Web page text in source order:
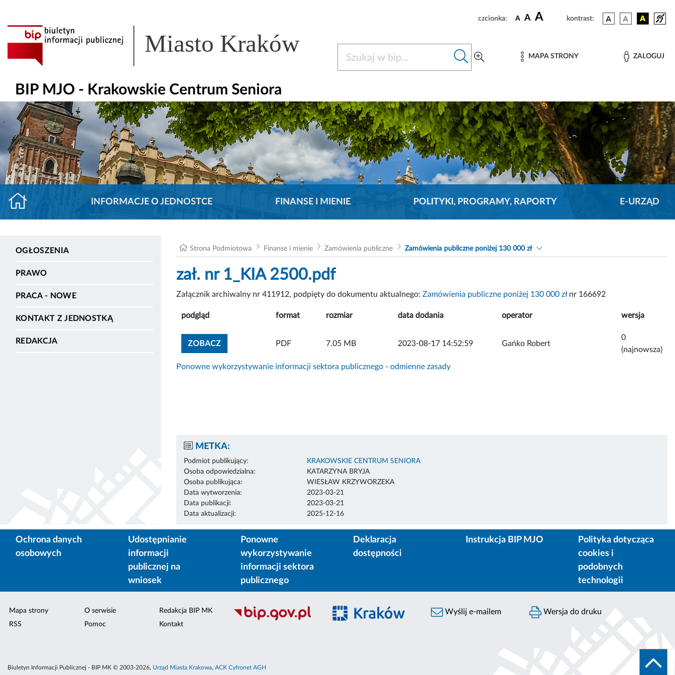
czcionka: A A A kontrast:
Miasto Kraków MAPA STRONY ZALOGUJ
BIP MJO - Krakowskie Centrum Seniora
INFORMACJE O JEDNOSTCE FINANSE I MIENIE POLITYKI, PROGRAMY, RAPORTY E-URZĄD
OGŁOSZENIA
PRAWO
PRACA - NOWE
KONTAKT Z JEDNOSTKĄ
REDAKCJA
Strona Podmiotowa Finanse i mienie Zamówienia publiczne Zamówienia publiczne poniżej 130 000 zł
zał. nr 1_KIA 2500.pdf
Załącznik archiwalny nr 411912, podpięty do dokumentu aktualnego: Zamówienia publiczne poniżej 130 000 złnr 166692
podgląd format rozmiar data dodania operator wersja
ZOBACZZOBACZ ZAŁĄCZNIK
PDF 7.05 MB 2023-08-17 14:52:59 Gańko Robert
0
(najnowsza)
Ponowne wykorzystywanie informacji sektora publicznego - odmienne zasady
METKA:
Podmiot publikujący:
KRAKOWSKIE CENTRUM SENIORA
Osoba odpowiedzialna:
KATARZYNA BRYJA
Osoba publikująca:
WIESŁAW KRZYWORZEKA
Data wytworzenia:
2023-03-21
Data publikacji:
2023-03-21
Data aktualizacji:
2025-12-16
Ochrona danych
osobowych
Udostępnianie
informacji
publicznej na
wniosek
Ponowne
wykorzystywanie
informacji sektora
publicznego
Deklaracja
dostępności
Instrukcja BIP MJO
Polityka dotycząca
cookies i
podobnych
technologii
Mapa strony
RSS
O serwisie
Pomoc
Redakcja BIP MK
Kontakt
Wyślij e-mailem Wersja do druku
Biuletyn Informacji Publicznej - BIP MK © 2003-2026, Urząd Miasta Krakowa, ACK Cyfronet AGH